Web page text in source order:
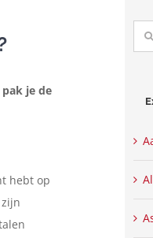
je de
hebt op